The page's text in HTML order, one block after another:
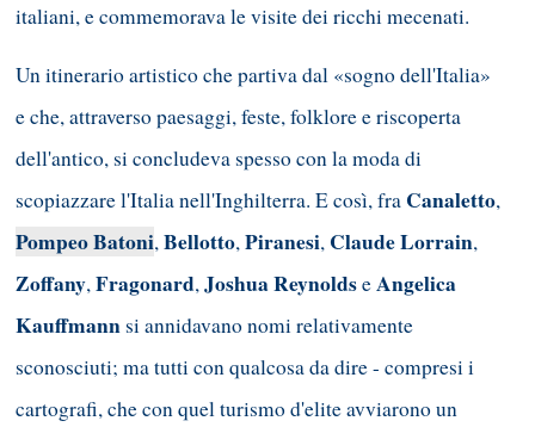
italiani, e commemorava le visite dei ricchi mecenati.
Un itinerario artistico che partiva dal «sogno dell'Italia»
e che, attraverso paesaggi, feste, folklore e riscoperta
dell'antico, si concludeva spesso con la moda di
scopiazzare l'Italia nell'Inghilterra. E così, fra Canaletto,
Pompeo Batoni,Bellotto,Piranesi, Claude Lorrain,
Zoffany,Fragonard,Joshua ReynoldseAngelica
Kauffmannsi annidavano nomi relativamente
sconosciuti; ma tutti con qualcosa da dire - compresi i
cartografi, che con quel turismo d'elite avviarono un